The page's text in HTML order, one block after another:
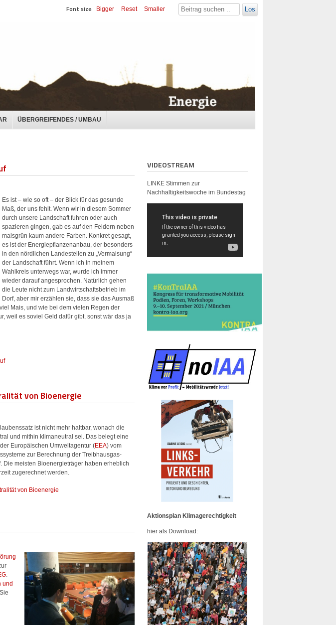
ÜBERGREIFENDES / UMBAU
Font size Bigger Reset Smaller Los
Es ist – wie so oft – der Blick für das gesunde
Maß, der uns fehlt. Wenn wir in diesem Sommer
durch unsere Landschaft fuhren oder auch
spazieren gingen, gab es auf den Feldern neben
maisgrün kaum andere Farben. Konkret gesagt,
es ist der Energiepflanzenanbau, der besonders
in den nördlichen Landesteilen zu „Vermaisung“
der Landschaft führt. Wenn ich in meinem
Wahlkreis unterwegs war, wurde ich immer
wieder darauf angesprochen. Natürlich gehen
die Leute nicht zum Landwirtschaftsbetrieb im
Dorf, aber mir erzählen sie, dass sie das Ausmaß
Mais, und wie bei dem vielen Regen der
weil es soviel Geld dafür gibt, sonst wär das ja
von Bioenergie
ist nicht mehr haltbar, wonach die
und mithin klimaneutral sei. Das belegt eine
Europäischen Umweltagentur (EEA) vom
zur Berechnung der Treibhausgas-
Die meisten Bioenergieträger haben erheblich
zugerechnet werden.
von Bioenergie
und
VIDEOSTREAM
LINKE Stimmen zur
Nachhaltigkeitswoche im Bundestag
Aktionsplan Klimagerechtigkeit
hier als Download: